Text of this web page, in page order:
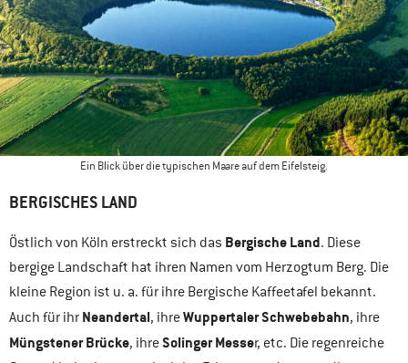
Ein Blick über die typischen Maare auf dem Eifelsteig.
BERGISCHES LAND
Östlich von Köln erstreckt sich das Bergische Land. Diese
bergige Landschaft hat ihren Namen vom Herzogtum Berg. Die
kleine Region ist u. a. für ihre Bergische Kaffeetafel bekannt.
Auch für ihr Neandertal, ihreWuppertaler Schwebebahn, ihre
Müngstener Brücke, ihreSolinger Messer, etc. Die regenreiche